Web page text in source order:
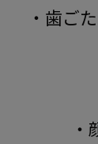
・歯ご